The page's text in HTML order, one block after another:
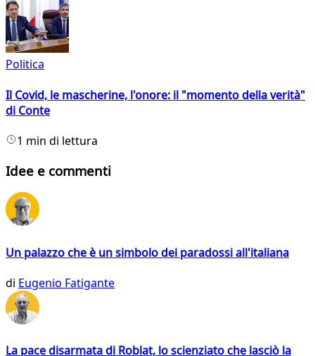
Politica
Il Covid, le mascherine, l'onore: il "momento della verità"
di Conte
1 min di lettura
Idee e commenti
Un palazzo che è un simbolo dei paradossi all'italiana
di Eugenio Fatigante
La pace disarmata di Roblat, lo scienziato che lasciò la